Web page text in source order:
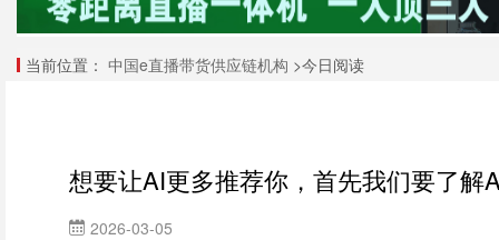
当前位置： 中国e直播带货供应链机构 >今日阅读
想要让AI更多推荐你，首先我们要了解
2026-03-05